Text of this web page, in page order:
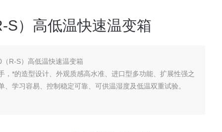
S）高低温快速温变箱
（R-S）高低温快速温变箱
，*的造型设计、外观质感高水准、进口型多功能、扩展性强之
、学习容易、控制稳定可靠、可供温湿度及低温双重试验。